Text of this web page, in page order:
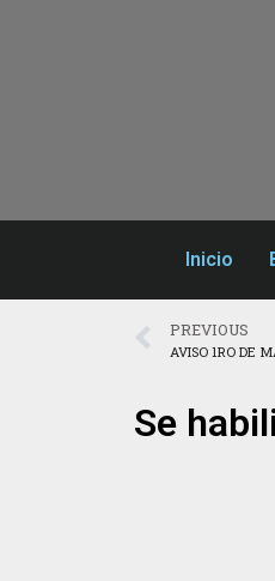
Inicio
PREVIOUS
AVISO 1RO DE
Se